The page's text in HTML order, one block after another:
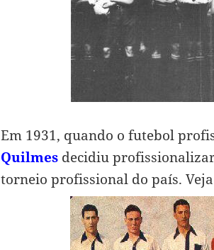
Em 1931, quando o futebol
Quilmes decidiu
torneio profissional do país.